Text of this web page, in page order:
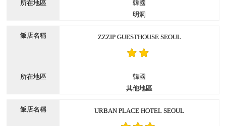
韓國
明洞
ZZZIP GUESTHOUSE SEOUL
韓國
其他地區
URBAN PLACE HOTEL SEOUL